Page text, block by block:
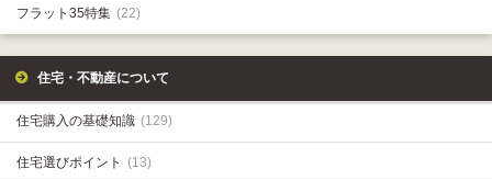
フラット35特集 (22)
住宅・不動産について
住宅購入の基礎知識 (129)
住宅選びポイント (13)